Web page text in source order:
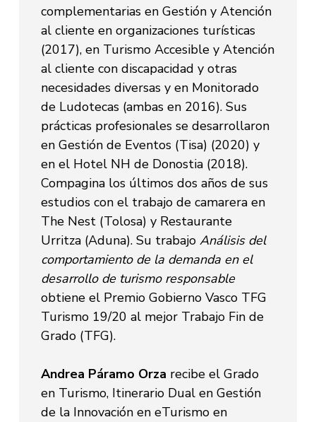
complementarias en Gestión y Atención
al cliente en organizaciones turísticas
(2017), en Turismo Accesible y Atención
al cliente con discapacidad y otras
necesidades diversas y en Monitorado
de Ludotecas (ambas en 2016). Sus
prácticas profesionales se desarrollaron
en Gestión de Eventos (Tisa) (2020) y
en el Hotel NH de Donostia (2018).
Compagina los últimos dos años de sus
estudios con el trabajo de camarera en
The Nest (Tolosa) y Restaurante
Urritza (Aduna). Su trabajoAnálisis del
comportamiento de la demanda en el
desarrollo de turismo responsable
obtiene el Premio Gobierno Vasco TFG
Turismo 19/20 al mejor Trabajo Fin de
Grado (TFG).
Andrea Páramo Orza recibe el Grado
en Turismo, Itinerario Dual en Gestión
de la Innovación en eTurismo en